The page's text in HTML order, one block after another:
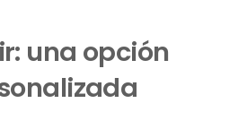
una opción